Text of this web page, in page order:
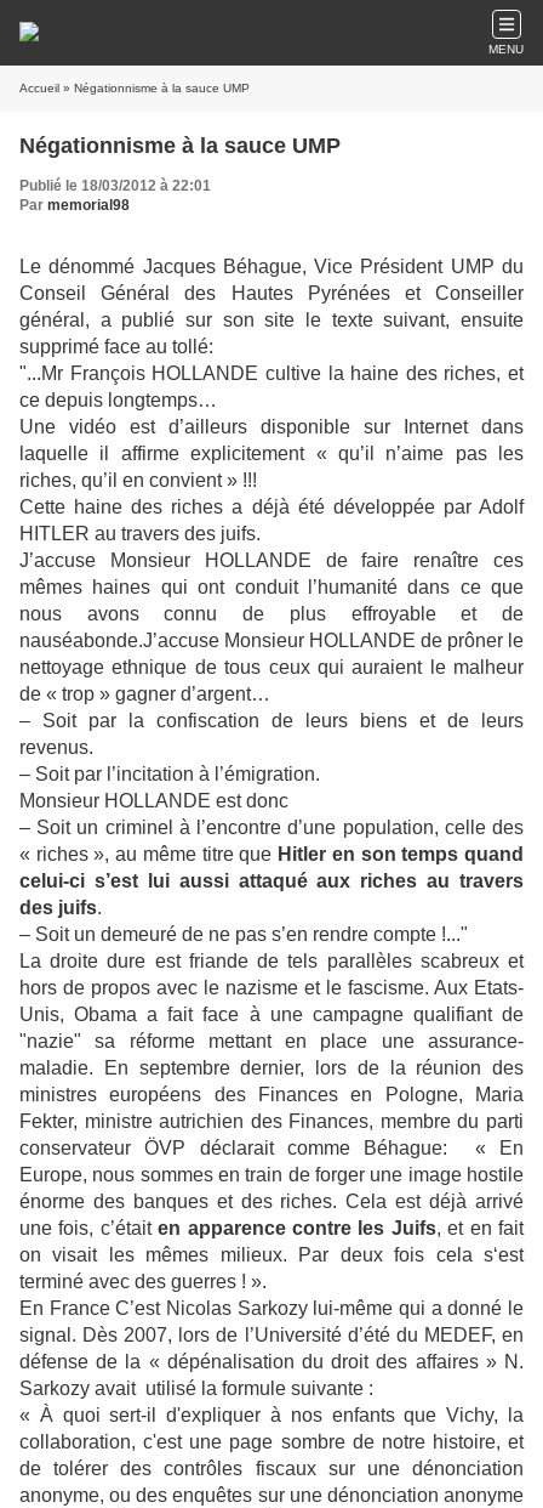
MENU
Accueil » Négationnisme à la sauce UMP
Négationnisme à la sauce UMP
Publié le 18/03/2012 à 22:01
Par memorial98
Le dénommé Jacques Béhague, Vice Président UMP du
Conseil Général des Hautes Pyrénées et Conseiller
général, a publié sur son site le texte suivant, ensuite
supprimé face au tollé:
"...Mr François HOLLANDE cultive la haine des riches, et
ce depuis longtemps…
Une vidéo est d’ailleurs disponible sur Internet dans
laquelle il affirme explicitement « qu’il n’aime pas les
riches, qu’il en convient » !!!
Cette haine des riches a déjà été développée par Adolf
HITLER au travers des juifs.
J’accuse Monsieur HOLLANDE de faire renaître ces
mêmes haines qui ont conduit l’humanité dans ce que
nous avons connu de plus effroyable et de
nauséabonde.J’accuse Monsieur HOLLANDE de prôner le
nettoyage ethnique de tous ceux qui auraient le malheur
de « trop » gagner d’argent…
– Soit par la confiscation de leurs biens et de leurs
revenus.
– Soit par l’incitation à l’émigration.
Monsieur HOLLANDE est donc
– Soit un criminel à l’encontre d’une population, celle des
« riches », au même titre que Hitler en son temps quand
celui-ci s’est lui aussi attaqué aux riches au travers
des juifs.
– Soit un demeuré de ne pas s’en rendre compte !..."
La droite dure est friande de tels parallèles scabreux et
hors de propos avec le nazisme et le fascisme. Aux Etats-
Unis, Obama a fait face à une campagne qualifiant de
"nazie" sa réforme mettant en place une assurance-
maladie. En septembre dernier, lors de la réunion des
ministres européens des Finances en Pologne, Maria
Fekter, ministre autrichien des Finances, membre du parti
conservateur ÖVP déclarait comme Béhague: « En
Europe, nous sommes en train de forger une image hostile
énorme des banques et des riches. Cela est déjà arrivé
une fois, c’étaiten apparence contre les Juifs, et en fait
on visait les mêmes milieux. Par deux fois cela s‘est
terminé avec des guerres ! ».
En France C’est Nicolas Sarkozy lui-même qui a donné le
signal. Dès 2007, lors de l’Université d’été du MEDEF, en
défense de la « dépénalisation du droit des affaires » N.
Sarkozy avait utilisé la formule suivante :
« À quoi sert-il d'expliquer à nos enfants que Vichy, la
collaboration, c'est une page sombre de notre histoire, et
de tolérer des contrôles fiscaux sur une dénonciation
anonyme, ou des enquêtes sur une dénonciation anonyme